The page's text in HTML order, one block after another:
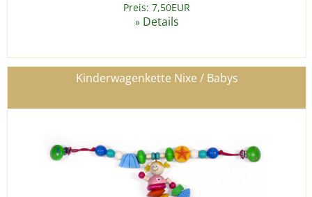
Preis: 7,50EUR
» Details
Kinderwagenkette Nixe / Babys